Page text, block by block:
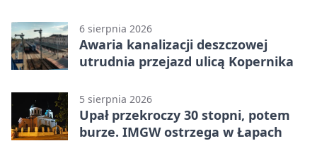
6 sierpnia 2026
Awaria kanalizacji deszczowej
utrudnia przejazd ulicą Kopernika
5 sierpnia 2026
Upał przekroczy 30 stopni, potem
burze. IMGW ostrzega w Łapach